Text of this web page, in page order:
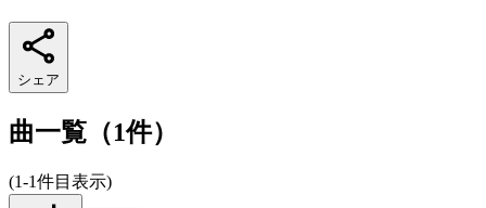
シェア
曲一覧（1件）
(1-1件目表示)